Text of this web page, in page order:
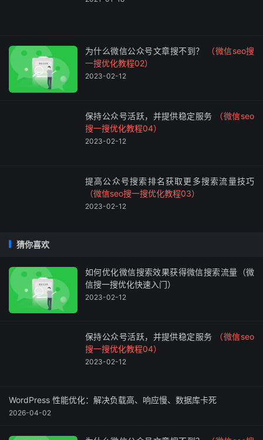
为什么微信公众号文章搜不到？
（微信seo搜
一搜优化教程02）
2023-02-12
保持公众号活跃，并提供稳定服务
（微信seo
搜一搜优化教程04）
2023-02-12
提高公众号搜索排名获取更多搜索流量技巧
（微信seo搜一搜优化教程03）
2023-02-12
猜你喜欢
如何优化微信搜索效果获得微信搜索流量（微
信搜一搜优化快速入门）
2023-02-12
保持公众号活跃，并提供稳定服务
（微信seo
搜一搜优化教程04）
2023-02-12
WordPress 性能优化：解决负载高、响应慢、数据库卡死
2026-04-02